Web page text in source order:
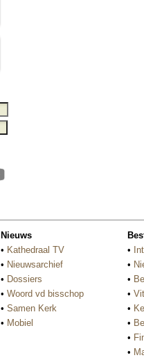
Nieuws
• Kathedraal TV
• Nieuwsarchief
• Dossiers
• Woord vd bisschop
• Samen Kerk
• Mobiel
•
•
•
•
•
•
•
•